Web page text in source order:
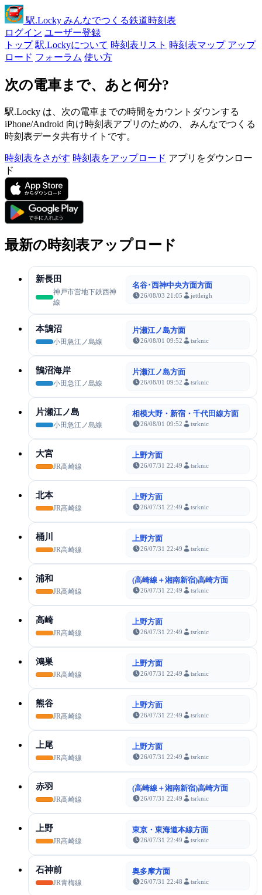
駅.Locky みんなでつくる鉄道時刻表
ログイン ユーザー登録
トップ 駅.Lockyについて 時刻表リスト 時刻表マップ アップ
ロード フォーラム 使い方
次の電車まで、あと何分?
駅.Locky は、次の電車までの時間をカウントダウンする
iPhone/Android 向け時刻表アプリのための、 みんなでつくる
時刻表データ共有サイトです。
時刻表をさがす 時刻表をアップロード アプリをダウンロー
ド
最新の時刻表アップロード
新長田
神戸市営地下鉄西神
線
名谷･西神中央方面方面
26/08/03 21:05 jettleigh
本鵠沼
小田急江ノ島線
片瀬江ノ島方面
26/08/01 09:52 tsrknic
鵠沼海岸
小田急江ノ島線
片瀬江ノ島方面
26/08/01 09:52 tsrknic
片瀬江ノ島
小田急江ノ島線
相模大野・新宿・千代田線方面
26/08/01 09:52 tsrknic
大宮
JR高崎線
上野方面
26/07/31 22:49 tsrknic
北本
JR高崎線
上野方面
26/07/31 22:49 tsrknic
桶川
JR高崎線
上野方面
26/07/31 22:49 tsrknic
浦和
JR高崎線
(高崎線＋湘南新宿)高崎方面
26/07/31 22:49 tsrknic
高崎
JR高崎線
上野方面
26/07/31 22:49 tsrknic
鴻巣
JR高崎線
上野方面
26/07/31 22:49 tsrknic
熊谷
JR高崎線
上野方面
26/07/31 22:49 tsrknic
上尾
JR高崎線
上野方面
26/07/31 22:49 tsrknic
赤羽
JR高崎線
(高崎線＋湘南新宿)高崎方面
26/07/31 22:49 tsrknic
上野
JR高崎線
東京・東海道本線方面
26/07/31 22:49 tsrknic
石神前
JR青梅線
奥多摩方面
26/07/31 22:48 tsrknic